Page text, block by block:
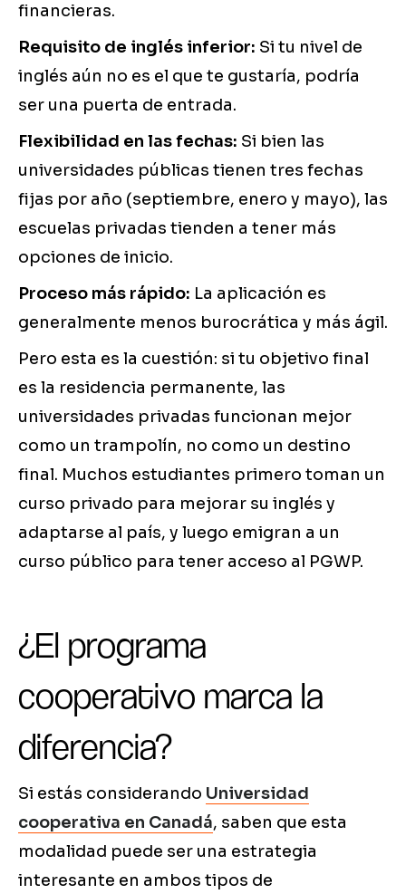
financieras.
Requisito de inglés inferior: Si tu nivel de
inglés aún no es el que te gustaría, podría
ser una puerta de entrada.
Flexibilidad en las fechas: Si bien las
universidades públicas tienen tres fechas
fijas por año (septiembre, enero y mayo), las
escuelas privadas tienden a tener más
opciones de inicio.
Proceso más rápido: La aplicación es
generalmente menos burocrática y más ágil.
Pero esta es la cuestión: si tu objetivo final
es la residencia permanente, las
universidades privadas funcionan mejor
como un trampolín, no como un destino
final. Muchos estudiantes primero toman un
curso privado para mejorar su inglés y
adaptarse al país, y luego emigran a un
curso público para tener acceso al PGWP.
¿El programa
cooperativo marca la
diferencia?
Si estás considerando Universidad
cooperativa en Canadá, saben que esta
modalidad puede ser una estrategia
interesante en ambos tipos de